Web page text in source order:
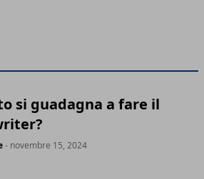
si guadagna a fare il
- novembre 15, 2024